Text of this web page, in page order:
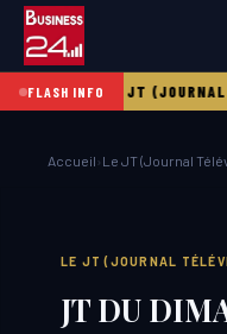
FLASH INFO
21 08 2025LE JT (JOURNAL
Accueil › Le JT (Journal
LE JT (JOURNAL
JT DU